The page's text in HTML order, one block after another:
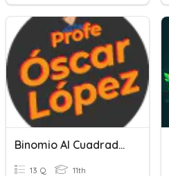
Binomio Al Cuadrado Y Trinomio Cuadrado Perfecto
13 Q 11th